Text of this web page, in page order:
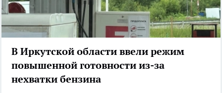
В Иркутской области ввели режим
повышенной готовности из-за
нехватки бензина